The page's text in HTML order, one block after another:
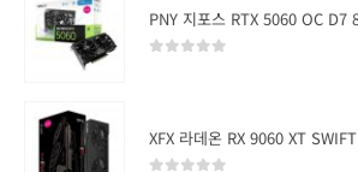
PNY 지포스 RTX 5060 OC D7
XFX 라데온 RX 9060 XT